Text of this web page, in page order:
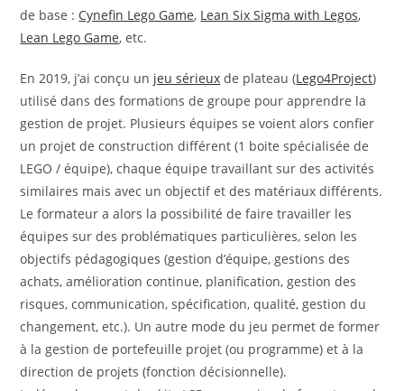
de base : Cynefin Lego Game, Lean Six Sigma with Legos,
Lean Lego Game, etc.
En 2019, j’ai conçu un jeu sérieux de plateau (Lego4Project)
utilisé dans des formations de groupe pour apprendre la
gestion de projet. Plusieurs équipes se voient alors confier
un projet de construction différent (1 boite spécialisée de
LEGO / équipe), chaque équipe travaillant sur des activités
similaires mais avec un objectif et des matériaux différents.
Le formateur a alors la possibilité de faire travailler les
équipes sur des problématiques particulières, selon les
objectifs pédagogiques (gestion d’équipe, gestions des
achats, amélioration continue, planification, gestion des
risques, communication, spécification, qualité, gestion du
changement, etc.). Un autre mode du jeu permet de former
à la gestion de portefeuille projet (ou programme) et à la
direction de projets (fonction décisionnelle).